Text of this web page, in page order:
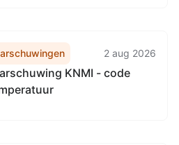
2 aug 2026
KNMI - code